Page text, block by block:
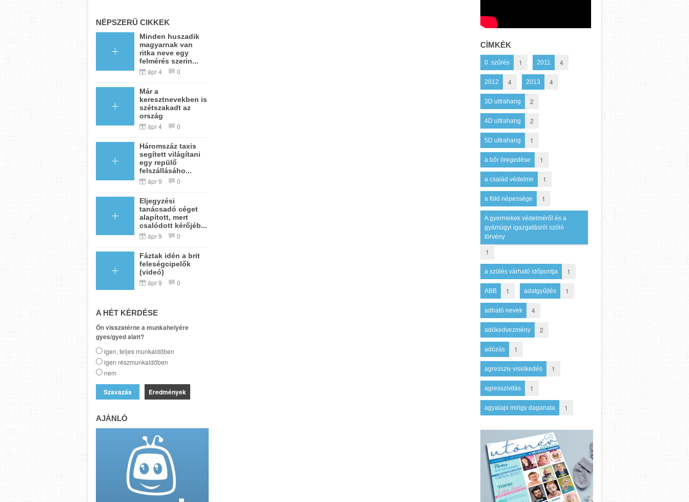
NÉPSZERŰ CIKKEK
Minden huszadik
magyarnak van
ritka neve egy
felmérés szerin...
ápr 4 0
Már a
keresztnevekben is
szétszakadt az
ország
ápr 4 0
Háromszáz taxis
segített világítani
egy repülő
felszállásáho...
ápr 9 0
Eljegyzési
tanácsadó céget
alapított, mert
csalódott kérőjéb...
ápr 9 0
Fáztak idén a brit
feleségcipelők
(videó)
ápr 9 0
A HÉT KÉRDÉSE
Ön visszatérne a munkahelyére
gyes/gyed alatt?
igen, teljes munkaidőben
igen részmunkaidőben
nem
Eredmények
AJÁNLÓ
CÍMKÉK
0. szűrés 1 2011 4
2012 4 2013 4
3D ultrahang 2
4D ultrahang 2
5D ultrahang 1
a bőr öregedése 1
a család védelme 1
a föld népessége 1
A gyermekek védelméről és a
gyámügyi igazgatásról szóló
törvény
1
a szülés várható időpontja 1
ABB 1 adatgyűjtés 1
adható nevek 4
adókedvezmény 2
adózás 1
agresszív viselkedés 1
agresszivitás 1
agyalapi mirigy daganata 1